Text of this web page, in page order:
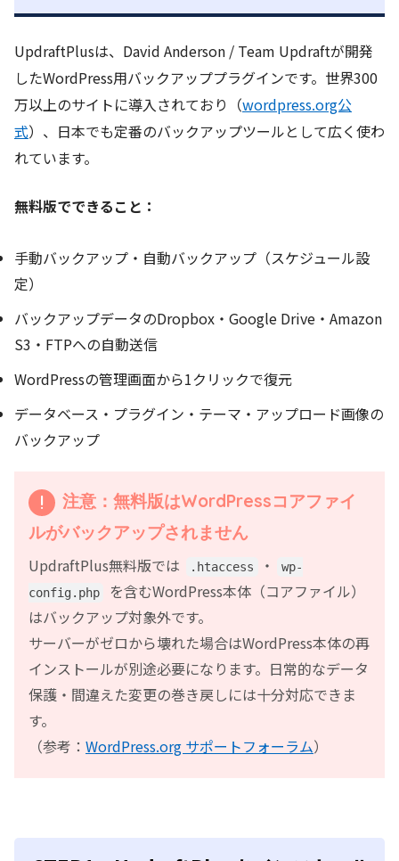
UpdraftPlusは、David Anderson / Team Updraftが開発
したWordPress用バックアッププラグインです。世界300
万以上のサイトに導入されており（wordpress.org公
式）、日本でも定番のバックアップツールとして広く使わ
れています。
無料版でできること：
手動バックアップ・自動バックアップ（スケジュール設
定）
バックアップデータのDropbox・Google Drive・Amazon
S3・FTPへの自動送信
WordPressの管理画面から1クリックで復元
データベース・プラグイン・テーマ・アップロード画像の
バックアップ
注意：無料版はWordPressコアファイ
ルがバックアップされません
UpdraftPlus無料版では
.htaccess ・
wp-
config.php
を含むWordPress本体（コアファイル）
はバックアップ対象外です。
サーバーがゼロから壊れた場合はWordPress本体の再
インストールが別途必要になります。日常的なデータ
保護・間違えた変更の巻き戻しには十分対応できま
す。
（参考： WordPress.org サポートフォーラム）